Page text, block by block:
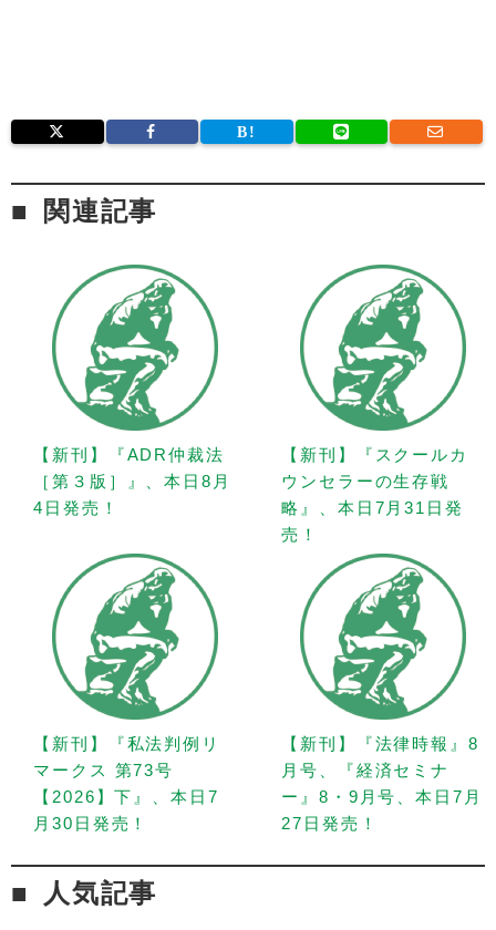
関連記事
【新刊】『ADR仲裁法
［第３版］』、本日8月
4日発売！
【新刊】『スクールカ
ウンセラーの生存戦
略』、本日7月31日発
売！
【新刊】『私法判例リ
マークス 第73号
【2026】下』、本日7
月30日発売！
【新刊】『法律時報』8
月号、『経済セミナ
ー』8・9月号、本日7月
27日発売！
人気記事